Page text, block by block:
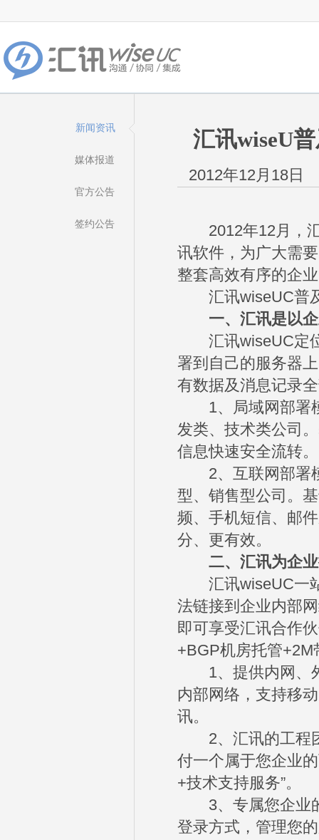
新闻资讯
媒体报道
官方公告
签约公告
汇讯wiseU
2012年12月18日
2012年12月，汇
讯软件，为广大需
整套高效有序的企
汇讯wiseUC普
一、汇讯是以企
汇讯wiseUC定位
署到自己的服务器
有数据及消息记录
1、局域网部署模
发类、技术类公司
信息快速安全流转。
2、互联网部署模
型、销售型公司。
频、手机短信、邮
分、更有效。
二、汇讯为企业
汇讯wiseUC一站
法链接到企业内部
即可享受汇讯合作
+BGP机房托管+2M
1、提供内网、外
内部网络，支持移
讯。
2、汇讯的工程团
付一个属于您企业
+技术支持服务”。
3、专属您企业的
登录方式，管理您